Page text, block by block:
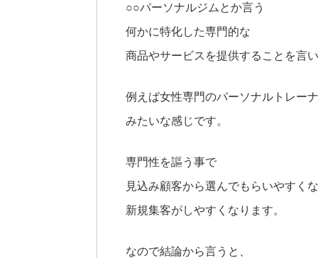
○○パーソナルジムとか言う
何かに特化した専門的な
商品やサービスを提供することを言い
例えば女性専門のパーソナルトレー
みたいな感じです。
専門性を謳う事で
見込み顧客から選んでもらいやすく
新規集客がしやすくなります。
なので結論から言うと、